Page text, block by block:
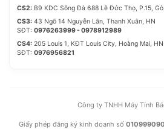
1 x USB 2.0 connector(s)
2.0 port(s)
4 x SATA 6Gb/s connector(s)
1 x 24-pin EATX Power
CS2: B9 KDC Sông Đà 688 Lê Đức Thọ, P.15,
CS3: 43 Ngõ 14 Nguyễn Lân, Thanh Xuân, HN
SĐT: 0976263999 - 0978912989
CS4: 205 Louis 1, KĐT Louis City, Hoàng Mai, HN
SĐT: 0976956821
Công ty TNHH Máy Tính
Giấy phép đăng ký kinh doanh số